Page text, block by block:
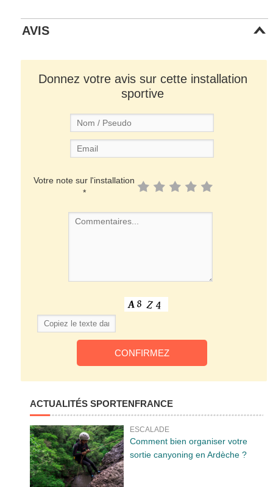
AVIS
Donnez votre avis sur cette installation
sportive
Votre note sur l'installation
*
ACTUALITÉS SPORTENFRANCE
ESCALADE
Comment bien organiser votre
sortie canyoning en Ardèche ?